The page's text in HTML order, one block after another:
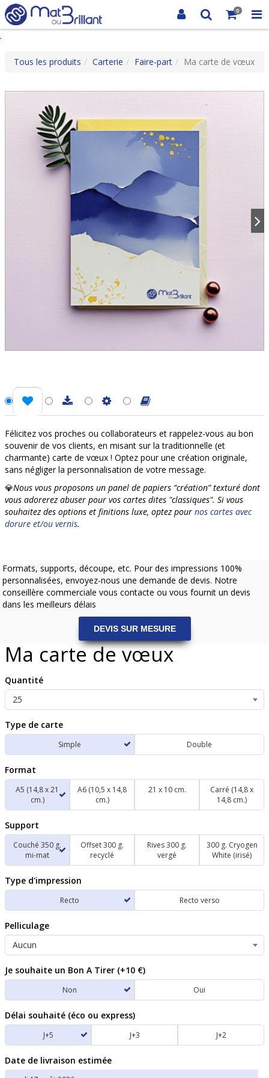
.
0
Tous les produits Carterie Faire-part Ma carte de vœux
Félicitez vos proches ou collaborateurs et rappelez-vous au bon
souvenir de vos clients, en misant sur la traditionnelle (et
charmante) carte de vœux ! Optez pour une création originale,
sans négliger la personnalisation de votre message.
💎Nous vous proposons un panel de papiers “création” texturé dont
vous adorerez abuser pour vos cartes dites "classiques". Si vous
souhaitez des options et finitions luxe, optez pour nos cartes avec
dorure et/ou vernis.
Formats, supports, découpe, etc. Pour des impressions 100%
personnalisées, envoyez-nous une demande de devis. Notre
conseillère commerciale vous contacte ou vous fournit un devis
dans les meilleurs délais
DEVIS SUR MESURE
Ma carte de vœux
Quantité
Type de carte
Simple Double
Format
A5 (14,8 x 21
cm.)
A6 (10,5 x 14,8
cm.)
21 x 10 cm.
Carré (14,8 x
14,8 cm.)
Support
Couché 350 g.
mi-mat
Offset 300 g.
recyclé
Rives 300 g.
vergé
300 g. Cryogen
White (irisé)
Type d'impression
Recto Recto verso
Pelliculage
Je souhaite un Bon A Tirer (+10 €)
Non Oui
Délai souhaité (éco ou express)
J+5 J+3 J+2
Date de livraison estimée